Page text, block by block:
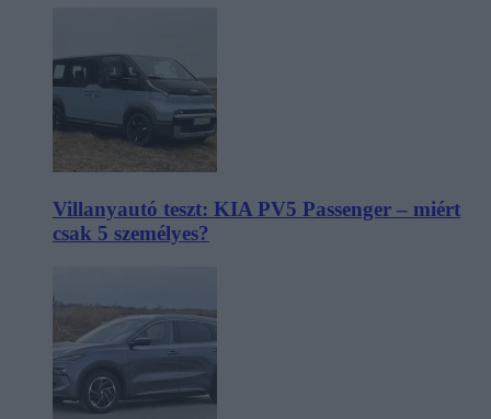
Villanyautó teszt: KIA PV5 Passenger – miért
csak 5 személyes?